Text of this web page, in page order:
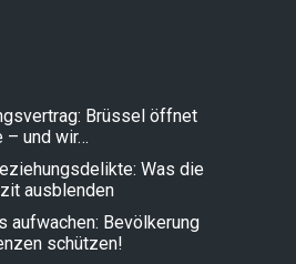
Brüssel öffnet
– und wir…
Was die
ausblenden
aufwachen: Bevölkerung
schützen!